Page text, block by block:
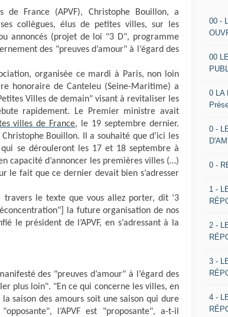
de France (APVF), Christophe Bouillon, a
collègues, élus de petites villes, sur les
annoncés (projet de loi "3 D", programme
des "preuves d’amour" à l’égard des
organisée ce mardi à Paris, non loin
honoraire de Canteleu (Seine-Maritime) a
Villes de demain" visant à revitaliser les
rapidement. Le Premier ministre avait
villes de France, le 19 septembre dernier.
Bouillon. Il a souhaité que d’ici les
se dérouleront les 17 et 18 septembre à
capacité d’annoncer les premières villes (…)
le fait que ce dernier devait bien s’adresser
travers le texte que vous allez porter, dit ‘3
la future organisation de nos
le président de l’APVF, en s’adressant à la
des "preuves d’amour" à l’égard des
plus loin". "En ce qui concerne les villes, en
saison des amours soit une saison qui dure
l’APVF est "proposante", a-t-il
00 -
00
0 LA
0 -
0 -
1 -
2 -
3 -
4 -